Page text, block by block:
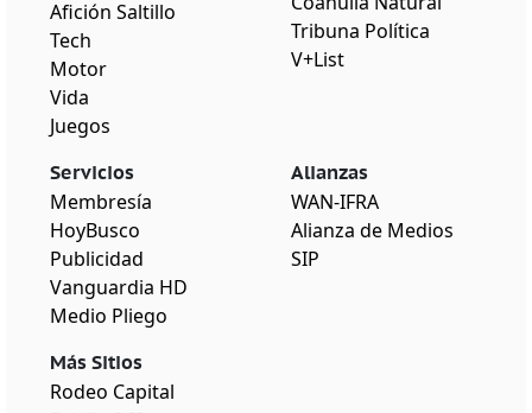
Afición Saltillo
Tech
Motor
Vida
Juegos
Tribuna Política
V+List
Servicios
Membresía
HoyBusco
Publicidad
Vanguardia HD
Medio Pliego
Más Sitios
Rodeo Capital
Alianzas
WAN-IFRA
Alianza de Medios
SIP